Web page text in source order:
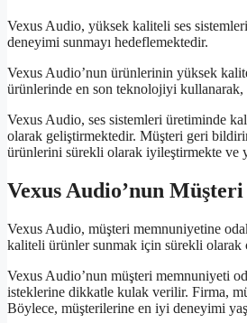
Vexus Audio, yüksek kaliteli ses
deneyimi sunmayı hedeflemektedir.
Vexus Audio’nun ürünlerinin yüksek
ürünlerinde en son teknolojiyi kullanarak,
Vexus Audio, ses sistemleri üretiminde
olarak geliştirmektedir. Müşteri geri
ürünlerini sürekli olarak iyileştirmekte ve
Vexus Audio’nun
Vexus Audio, müşteri memnuniyetine
kaliteli ürünler sunmak için sürekli olarak
Vexus Audio’nun müşteri memnuniyeti
isteklerine dikkatle kulak verilir. Firma,
Böylece, müşterilerine en iyi deneyimi